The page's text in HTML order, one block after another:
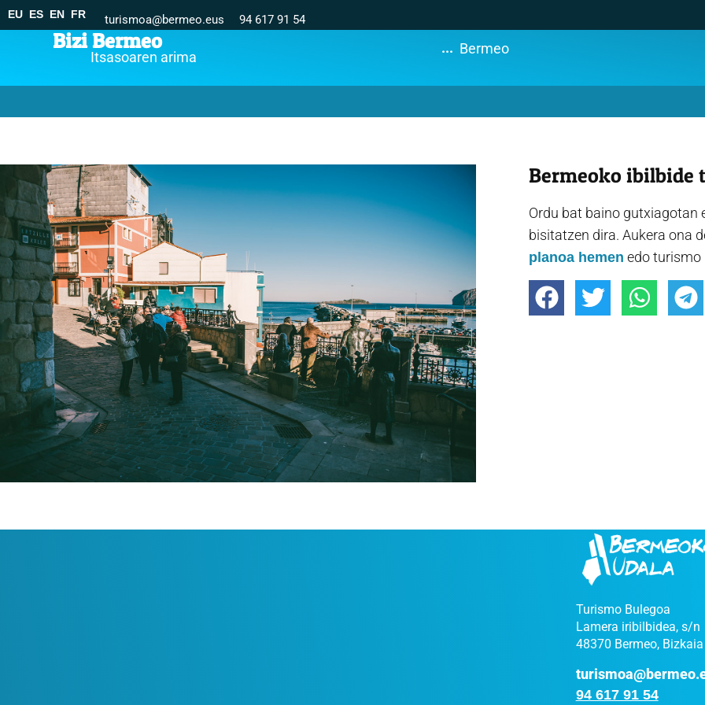
EU ES EN FR turismoa@bermeo.eus 94 617 91 54
Bizi Bermeo
Itsasoaren arima
... Bermeo
Bermeoko ibilbide
Ordu bat baino gutxiagotan
bisitatzen dira. Aukera ona
planoa hemen edo turismo
Turismo Bulegoa
Lamera iribilbidea, s/n
48370 Bermeo, Bizkaia
94 617 91 54